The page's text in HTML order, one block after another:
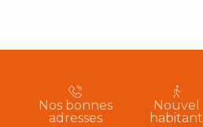
Nos bonnes
adresses
Nouvel
habitant